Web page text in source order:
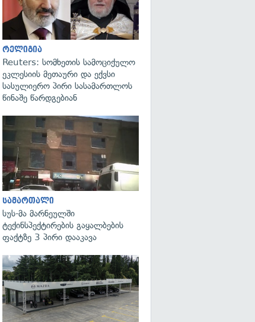
გადახედვა
რელიგია
Reuters: სომხეთის სამოციქულო
ეკლესიის მეთაური და ექვსი
სასულიერო პირი სასამართლოს
წინაშე წარდგებიან
სამართალი
სუს-მა მარნეულში
ტექინსპექტირების გაყალბების
ფაქტზე 3 პირი დააკავა